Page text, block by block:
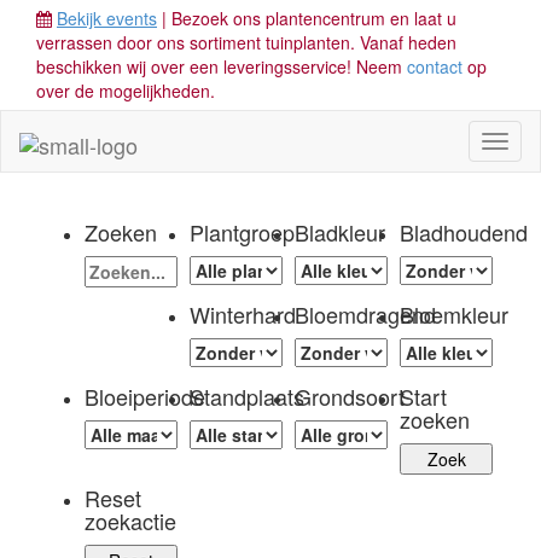
Bekijk events | Bezoek ons plantencentrum en laat u
verrassen door ons sortiment tuinplanten. Vanaf heden
beschikken wij over een leveringsservice! Neem contact op
over de mogelijkheden.
Zoeken PlantgroepBladkleur Bladhoudend
WinterhardBloemdragendBloemkleur
BloeiperiodeStandplaatsGrondsoortStart
zoeken
Reset
zoekactie